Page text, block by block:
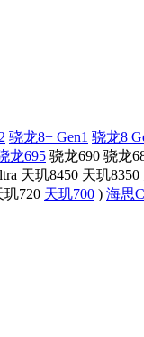
骁龙8+ Gen1 骁龙8
龙695 骁龙690 骁龙
天玑8450 天玑8350
玑720 天玑700 ) 海思